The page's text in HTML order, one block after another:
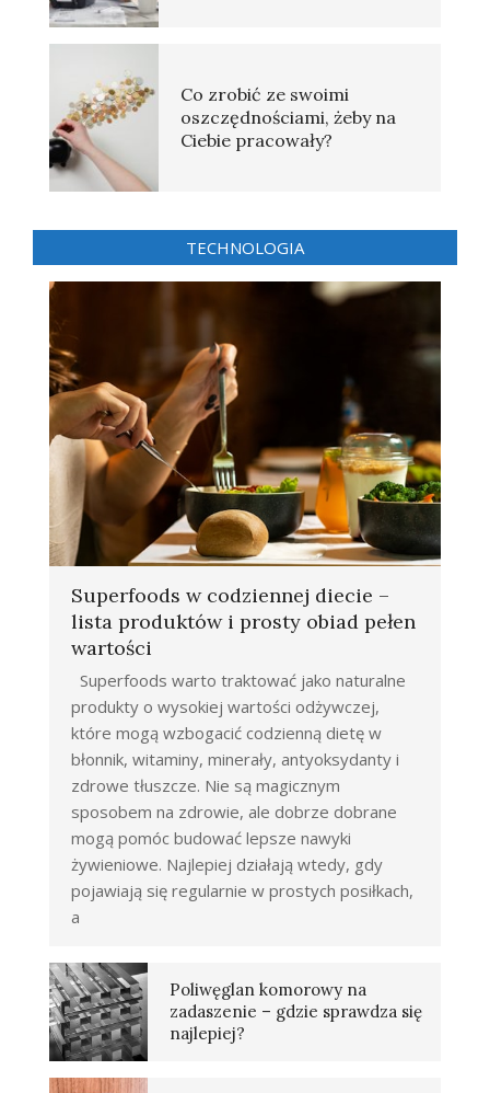
Co zrobić ze swoimi
oszczędnościami, żeby na
Ciebie pracowały?
TECHNOLOGIA
Superfoods w codziennej diecie –
lista produktów i prosty obiad pełen
wartości
Superfoods warto traktować jako naturalne
produkty o wysokiej wartości odżywczej,
które mogą wzbogacić codzienną dietę w
błonnik, witaminy, minerały, antyoksydanty i
zdrowe tłuszcze. Nie są magicznym
sposobem na zdrowie, ale dobrze dobrane
mogą pomóc budować lepsze nawyki
żywieniowe. Najlepiej działają wtedy, gdy
pojawiają się regularnie w prostych posiłkach,
a
Poliwęglan komorowy na
zadaszenie – gdzie sprawdza się
najlepiej?